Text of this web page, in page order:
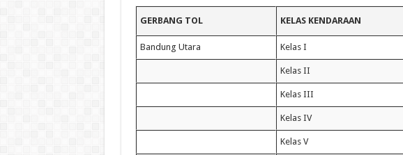
GERBANG TOL KELAS KENDARAAN
Bandung Utara Kelas I
Kelas II
Kelas III
Kelas IV
Kelas V